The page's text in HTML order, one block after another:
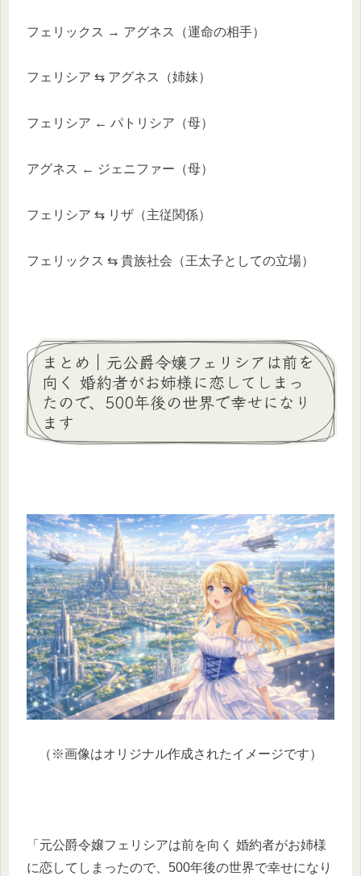
フェリックス → アグネス（運命の相手）
フェリシア ⇆ アグネス（姉妹）
フェリシア ← パトリシア（母）
アグネス ← ジェニファー（母）
フェリシア ⇆ リザ（主従関係）
フェリックス ⇆ 貴族社会（王太子としての立場）
まとめ｜元公爵令嬢フェリシアは前を
向く 婚約者がお姉様に恋してしまっ
たので、500年後の世界で幸せになり
ます
（※画像はオリジナル作成されたイメージです）
「元公爵令嬢フェリシアは前を向く 婚約者がお姉様
に恋してしまったので、500年後の世界で幸せになり